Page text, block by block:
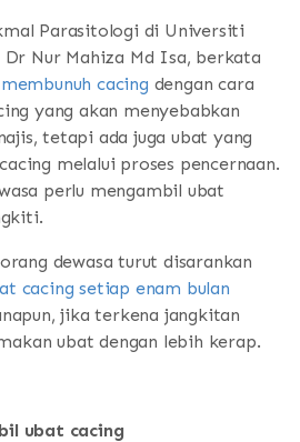
Parasitologi di Universiti
Dr Nur Mahiza Md Isa, berkata
membunuh cacing dengan cara
yang akan menyebabkan
tetapi ada juga ubat yang
melalui proses pencernaan.
perlu mengambil ubat
dewasa turut disarankan
cacing setiap enam bulan
jika terkena jangkitan
ubat dengan lebih kerap.
ubat cacing